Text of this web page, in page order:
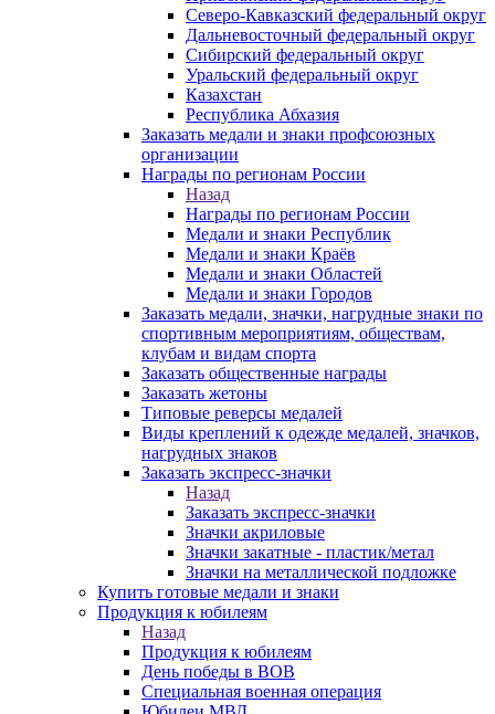
Северо-Кавказский федеральный округ
Дальневосточный федеральный округ
Сибирский федеральный округ
Уральский федеральный округ
Казахстан
Республика Абхазия
Заказать медали и знаки профсоюзных
организации
Награды по регионам России
Назад
Награды по регионам России
Медали и знаки Республик
Медали и знаки Краёв
Медали и знаки Областей
Медали и знаки Городов
Заказать медали, значки, нагрудные знаки по
спортивным мероприятиям, обществам,
клубам и видам спорта
Заказать общественные награды
Заказать жетоны
Типовые реверсы медалей
Виды креплений к одежде медалей, значков,
нагрудных знаков
Заказать экспресс-значки
Назад
Заказать экспресс-значки
Значки акриловые
Значки закатные - пластик/метал
Значки на металлической подложке
Купить готовые медали и знаки
Продукция к юбилеям
Назад
Продукция к юбилеям
День победы в ВОВ
Специальная военная операция